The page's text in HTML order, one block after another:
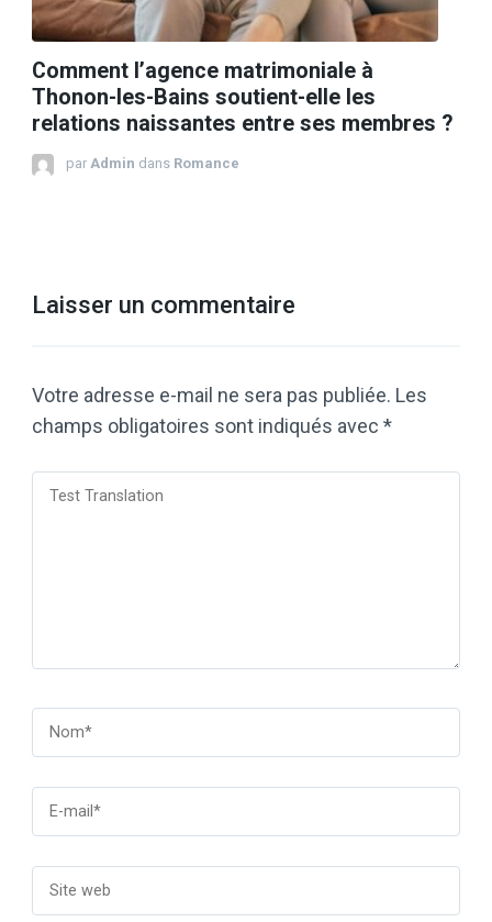
Comment l’agence matrimoniale à
Thonon-les-Bains soutient-elle les
relations naissantes entre ses membres ?
par Admin dans Romance
Laisser un commentaire
Votre adresse e-mail ne sera pas publiée. Les
champs obligatoires sont indiqués avec *